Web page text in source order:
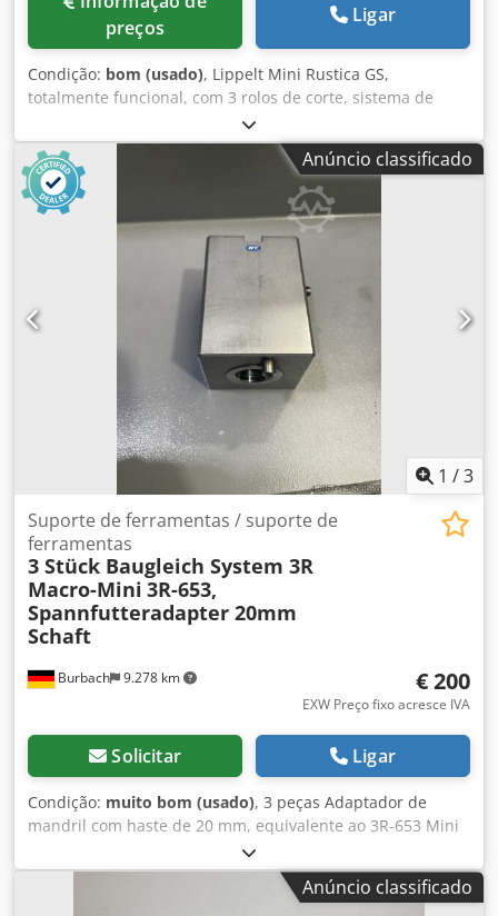
preços
Ligar
Condição: bom (usado), Lippelt Mini Rustica GS,
totalmente funcional, com 3 rolos de corte, sistema de
humidificação e dispersão de sementes de papoila. A
máquina de moldar massa é móvel sobre rodas. Funciona
em 380 volts, 1 kW. Crsdpfxoy E Ntwj AkiofAnúncio classificado
1 /3
Burbach 9.278 km
Suporte de ferramentas / suporte de
ferramentas
3 Stück Baugleich System 3R
Macro-Mini 3R-653,
Spannfutteradapter 20mm
Schaft
€ 200
EXW Preço fixo acresce IVA
Solicitar Ligar
Condição: muito bom (usado), 3 peças Adaptador de
mandril com haste de 20 mm, equivalente ao 3R-653 Mini
adaptador de mandril 3R-653 para hastes de 20 mm Inclui
barra de tração Equivalente a: Adaptador de mandril
manual, Macro-Mini, 3R-653 Inclui 3 peças de barra de
Anúncio classificado